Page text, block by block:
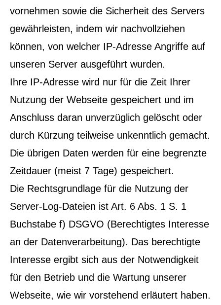
vornehmen sowie die Sicherheit des Servers
gewährleisten, indem wir nachvollziehen
können, von welcher IP-Adresse Angriffe auf
unseren Server ausgeführt wurden.
Ihre IP-Adresse wird nur für die Zeit Ihrer
Nutzung der Webseite gespeichert und im
Anschluss daran unverzüglich gelöscht oder
durch Kürzung teilweise unkenntlich gemacht.
Die übrigen Daten werden für eine begrenzte
Zeitdauer (meist 7 Tage) gespeichert.
Die Rechtsgrundlage für die Nutzung der
Server-Log-Dateien ist Art. 6 Abs. 1 S. 1
Buchstabe f) DSGVO (Berechtigtes Interesse
an der Datenverarbeitung). Das berechtigte
Interesse ergibt sich aus der Notwendigkeit
für den Betrieb und die Wartung unserer
Webseite, wie wir vorstehend erläutert haben.